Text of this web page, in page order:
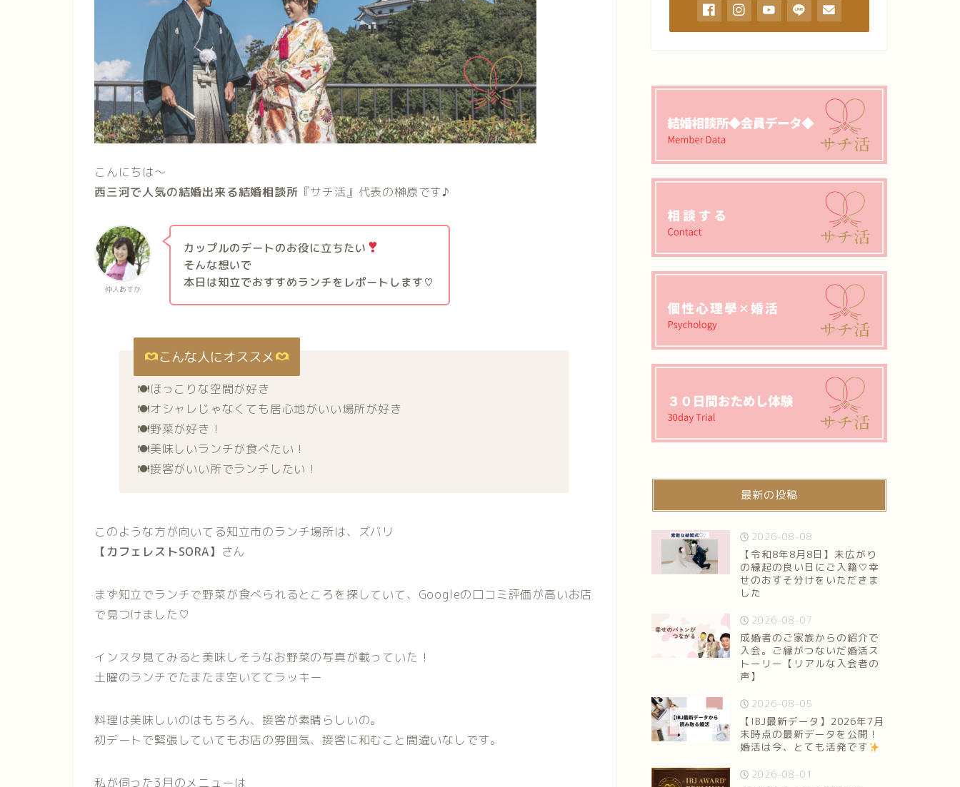
こんにちは〜
西三河で人気の結婚出来る結婚相談所 『サチ活』代表の榊原です♪
仲人あすか
カップルのデートのお役に立ちたい
そんな想いで
本日は知立でおすすめランチをレポートします♡
こんな人にオススメ
🍽ほっこりな空間が好き
🍽オシャレじゃなくても居心地がいい場所が好き
🍽野菜が好き！
🍽美味しいランチが食べたい！
🍽接客がいい所でランチしたい！
このような方が向いてる知立市のランチ場所は、ズバリ
【カフェレストSORA】 さん
まず知立でランチで野菜が食べられるところを探していて、Googleの口コミ評価が高いお店
で見つけました♡
インスタ見てみると美味しそうなお野菜の写真が載っていた！
土曜のランチでたまたま空いててラッキー
料理は美味しいのはもちろん、接客が素晴らしいの。
初デートで緊張していてもお店の雰囲気、接客に和むこと間違いなしです。
私が伺った3月のメニューは
最新の投稿
2026-08-08
【令和8年8月8日】末広がり
の縁起の良い日にご入籍♡幸
せのおすそ分けをいただきま
した
2026-08-07
成婚者のご家族からの紹介で
入会。ご縁がつないだ婚活ス
トーリー【リアルな入会者の
声】
2026-08-05
【IBJ最新データ】2026年7月
末時点の最新データを公開！
婚活は今、とても活発です
2026-08-01